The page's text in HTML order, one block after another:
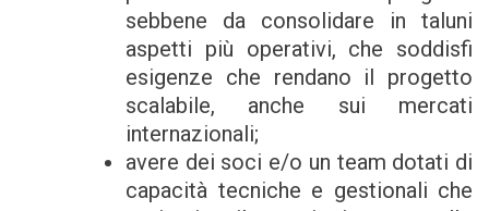
sebbene da consolidare in taluni
aspetti più operativi, che soddisfi
esigenze che rendano il progetto
scalabile, anche sui mercati
internazionali;
avere dei soci e/o un team dotati di
capacità tecniche e gestionali che